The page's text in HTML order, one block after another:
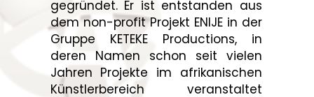
gegründet. Er ist entstanden aus
dem non-profit Projekt ENIJE in der
Gruppe KETEKE Productions, in
deren Namen schon seit vielen
Jahren Projekte im afrikanischen
Künstlerbereich veranstaltet